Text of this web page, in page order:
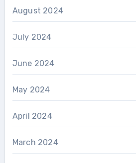
August 2024
July 2024
June 2024
May 2024
April 2024
March 2024